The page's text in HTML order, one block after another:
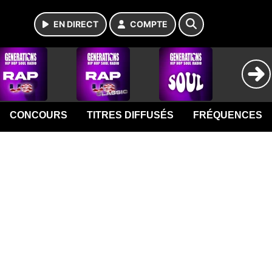
EN DIRECT COMPTE
CONCOURS TITRES DIFFUSÉS FRÉQUENCES